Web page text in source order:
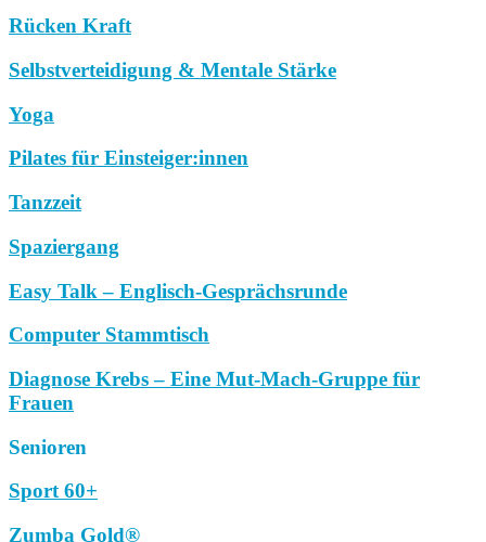
Rücken Kraft
Selbstverteidigung & Mentale Stärke
Yoga
Pilates für Einsteiger:innen
Tanzzeit
Spaziergang
Easy Talk – Englisch-Gesprächsrunde
Computer Stammtisch
Diagnose Krebs – Eine Mut-Mach-Gruppe für
Frauen
Senioren
Sport 60+
Zumba Gold®